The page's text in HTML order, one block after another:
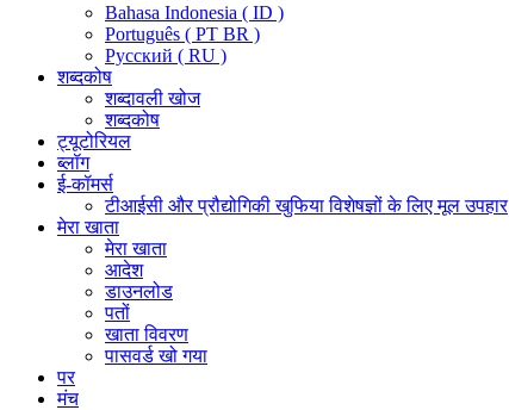
Bahasa Indonesia ( ID )
Português ( PT BR )
Pусский ( RU )
शब्दकोष
शब्दावली खोज
शब्दकोष
ट्यूटोरियल
ब्लॉग
ई-कॉमर्स
टीआईसी और प्रौद्योगिकी खुफिया विशेषज्ञों के लिए मूल उपहार
मेरा खाता
मेरा खाता
आदेश
डाउनलोड
पतों
खाता विवरण
पासवर्ड खो गया
पर
मंच